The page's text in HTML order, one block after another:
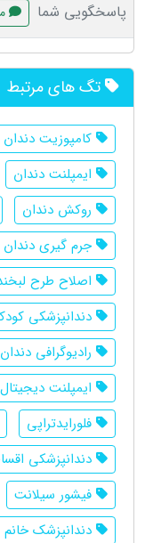
پاسخگویی شما
تگ های مرتبط
کامپوزیت دندان
ایمپلنت دندان
روکش دندان
جرم گیری دندان
اصلاح طرح
دندانپزشکی
رادیوگرافی دندان
ایمپلنت دیجیتال
فلورایدتراپی
دندانپزشکی
فیشور سیلانت
دندانپزشک خانم